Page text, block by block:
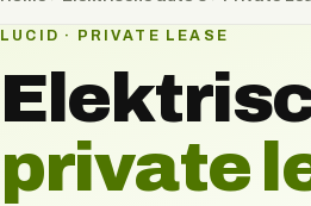
LUCID · PRIVATE LEASE
private